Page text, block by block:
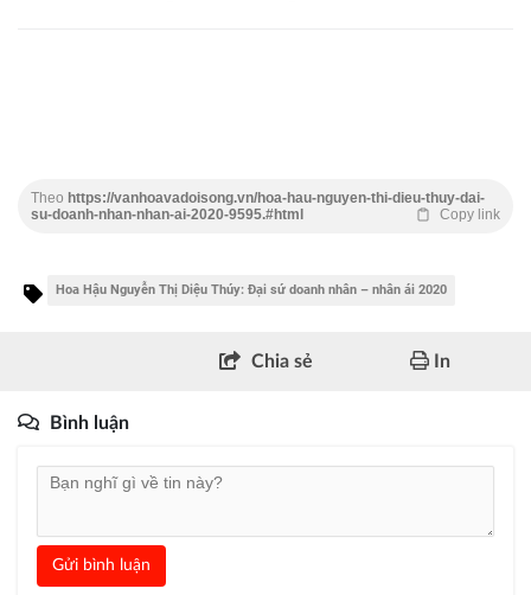
Theo https://vanhoavadoisong.vn/hoa-hau-nguyen-thi-dieu-thuy-dai-
su-doanh-nhan-nhan-ai-2020-9595.#html
Copy link
Hoa Hậu Nguyễn Thị Diệu Thúy: Đại sứ doanh nhân – nhân ái 2020
Chia sẻ In
Bình luận
Gửi bình luận